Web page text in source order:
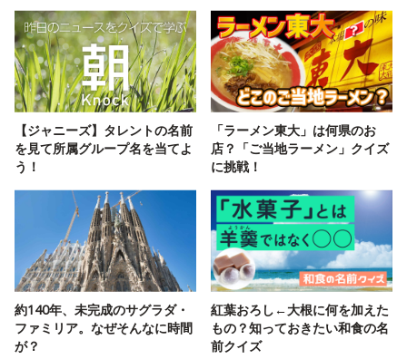
【ジャニーズ】タレントの名前
を見て所属グループ名を当てよ
う！
「ラーメン東大」は何県のお
店？「ご当地ラーメン」クイズ
に挑戦！
約140年、未完成のサグラダ・
ファミリア。なぜそんなに時間
が？
紅葉おろし←大根に何を加えた
もの？知っておきたい和食の名
前クイズ